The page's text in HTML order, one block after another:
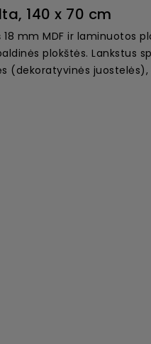
140 x 70 cm
mm MDF ir laminuotos
plokštės. Lankstus
(dekoratyvinės